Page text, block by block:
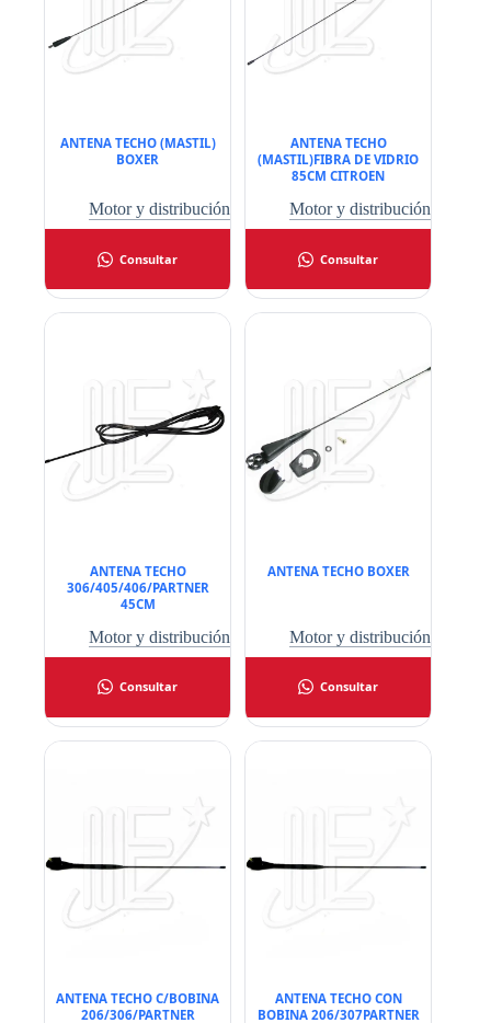
ANTENA TECHO (MASTIL)
BOXER
Motor y distribución
Consultar
ANTENA TECHO
(MASTIL)FIBRA DE VIDRIO
85CM CITROEN
Motor y distribución
Consultar
ANTENA TECHO
306/405/406/PARTNER
45CM
Motor y distribución
Consultar
ANTENA TECHO BOXER
Motor y distribución
Consultar
ANTENA TECHO C/BOBINA
206/306/PARTNER
ANTENA TECHO CON
BOBINA 206/307PARTNER